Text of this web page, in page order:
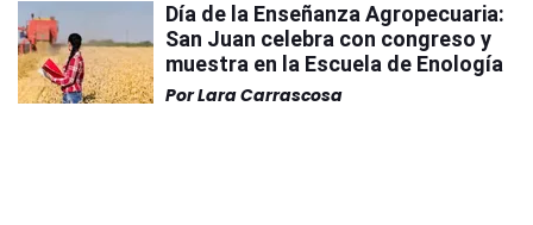
Día de la Enseñanza Agropecuaria:
San Juan celebra con congreso y
muestra en la Escuela de Enología
PorLara Carrascosa